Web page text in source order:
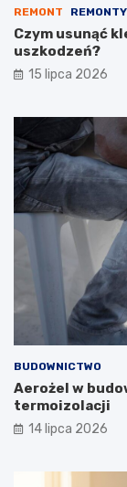
REMONT
Czym usunąć
uszkodzeń?
15 lipca 2026
BUDOWNICTWO
Aerożel w
termoizolacji
14 lipca 2026